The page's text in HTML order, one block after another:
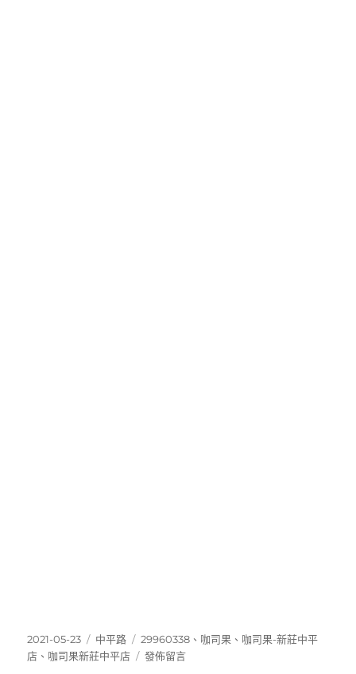
發
佈
2021-05-23
分
類
中平路
標
籤
29960338 、 咖司果 、 咖司果-新莊中平
店 、 咖司果新莊中平店
在
發佈留言